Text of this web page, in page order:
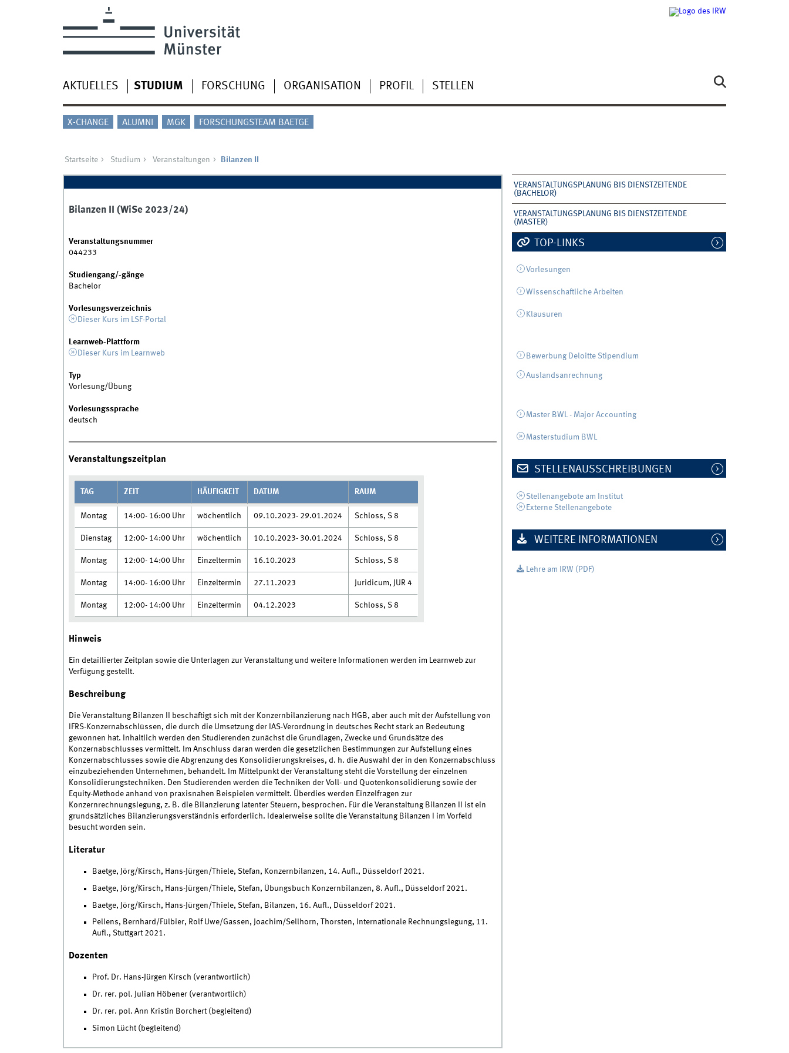
AKTUELLES STUDIUM FORSCHUNG ORGANISATION PROFIL STELLEN
X-CHANGE ALUMNI MGK FORSCHUNGSTEAM BAETGE
Startseite Studium Veranstaltungen Bilanzen II
VERANSTALTUNGSPLANUNG BIS DIENSTZEITENDE
(BACHELOR)
VERANSTALTUNGSPLANUNG BIS DIENSTZEITENDE
(MASTER)
Bilanzen II (WiSe 2023/24)
Veranstaltungsnummer
044233
Studiengang/-gänge
Bachelor
Vorlesungsverzeichnis
Dieser Kurs im LSF-Portal
Learnweb-Plattform
Dieser Kurs im Learnweb
Typ
Vorlesung/Übung
Vorlesungssprache
deutsch
Veranstaltungszeitplan
TAG ZEIT HÄUFIGKEIT DATUM RAUM
Montag 14:00- 16:00 Uhr wöchentlich 09.10.2023- 29.01.2024 Schloss, S 8
Dienstag 12:00- 14:00 Uhr wöchentlich 10.10.2023- 30.01.2024 Schloss, S 8
Montag 12:00- 14:00 Uhr Einzeltermin 16.10.2023 Schloss, S 8
Montag 14:00- 16:00 Uhr Einzeltermin 27.11.2023 Juridicum, JUR 4
Montag 12:00- 14:00 Uhr Einzeltermin 04.12.2023 Schloss, S 8
Hinweis
Ein detaillierter Zeitplan sowie die Unterlagen zur Veranstaltung und weitere Informationen werden im Learnweb zur
Verfügung gestellt.
Beschreibung
Die Veranstaltung Bilanzen II beschäftigt sich mit der Konzernbilanzierung nach HGB, aber auch mit der Aufstellung von
IFRS-Konzernabschlüssen, die durch die Umsetzung der IAS-Verordnung in deutsches Recht stark an Bedeutung
gewonnen hat. Inhaltlich werden den Studierenden zunächst die Grundlagen, Zwecke und Grundsätze des
Konzernabschlusses vermittelt. Im Anschluss daran werden die gesetzlichen Bestimmungen zur Aufstellung eines
Konzernabschlusses sowie die Abgrenzung des Konsolidierungskreises, d. h. die Auswahl der in den Konzernabschluss
einzubeziehenden Unternehmen, behandelt. Im Mittelpunkt der Veranstaltung steht die Vorstellung der einzelnen
Konsolidierungstechniken. Den Studierenden werden die Techniken der Voll- und Quotenkonsolidierung sowie der
Equity-Methode anhand von praxisnahen Beispielen vermittelt. Überdies werden Einzelfragen zur
Konzernrechnungslegung, z. B. die Bilanzierung latenter Steuern, besprochen. Für die Veranstaltung Bilanzen II ist ein
grundsätzliches Bilanzierungsverständnis erforderlich. Idealerweise sollte die Veranstaltung Bilanzen I im Vorfeld
besucht worden sein.
Literatur
Baetge, Jörg/Kirsch, Hans-Jürgen/Thiele, Stefan, Konzernbilanzen, 14. Aufl., Düsseldorf 2021.
Baetge, Jörg/Kirsch, Hans-Jürgen/Thiele, Stefan, Übungsbuch Konzernbilanzen, 8. Aufl., Düsseldorf 2021.
Baetge, Jörg/Kirsch, Hans-Jürgen/Thiele, Stefan, Bilanzen, 16. Aufl., Düsseldorf 2021.
Pellens, Bernhard/Fülbier, Rolf Uwe/Gassen, Joachim/Sellhorn, Thorsten, Internationale Rechnungslegung, 11.
Aufl., Stuttgart 2021.
Dozenten
Prof. Dr. Hans-Jürgen Kirsch (verantwortlich)
Dr. rer. pol. Julian Höbener (verantwortlich)
Dr. rer. pol. Ann Kristin Borchert (begleitend)
Simon Lücht (begleitend)
TOP-LINKS
Vorlesungen
Wissenschaftliche Arbeiten
Klausuren
Bewerbung Deloitte Stipendium
Auslandsanrechnung
Master BWL - Major Accounting
Masterstudium BWL
STELLENAUSSCHREIBUNGEN
Stellenangebote am Institut
Externe Stellenangebote
WEITERE INFORMATIONEN
Lehre am IRW (PDF)